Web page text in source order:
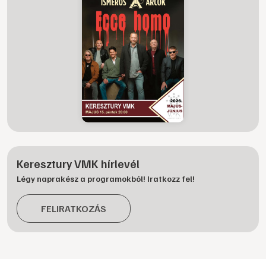
Keresztury VMK hírlevél
Légy naprakész a programokból! Iratkozz fel!
FELIRATKOZÁS